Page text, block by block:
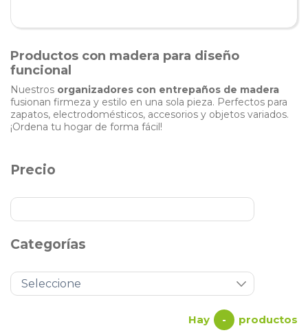
Productos con madera para diseño
funcional
Nuestros organizadores con entrepaños de madera
fusionan firmeza y estilo en una sola pieza. Perfectos para
zapatos, electrodomésticos, accesorios y objetos variados.
¡Ordena tu hogar de forma fácil!
Precio
Categorías
Hay - productos